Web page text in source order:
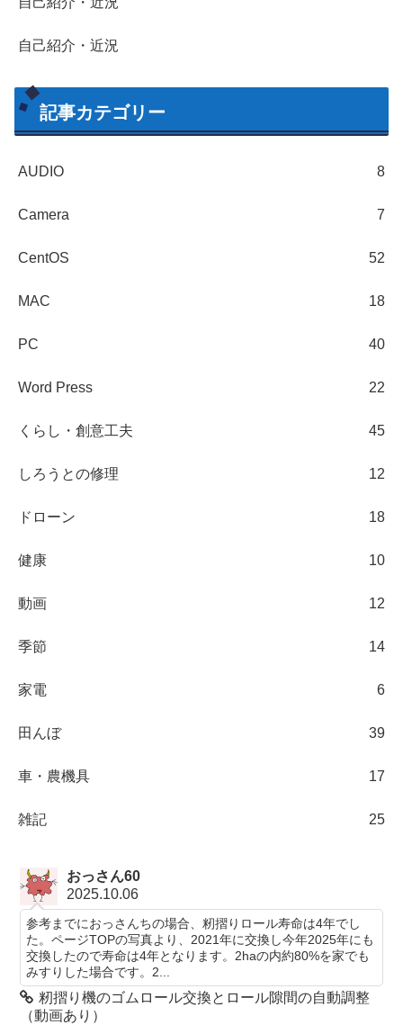
自己紹介・近況
記事カテゴリー
AUDIO 8
Camera 7
CentOS 52
MAC 18
PC 40
Word Press 22
くらし・創意工夫 45
しろうとの修理 12
ドローン 18
健康 10
動画 12
季節 14
家電 6
田んぼ 39
車・農機具 17
雑記 25
おっさん60
2025.10.06
参考までにおっさんちの場合、籾摺りロール寿命は4年でし
た。ページTOPの写真より、2021年に交換し今年2025年にも
交換したので寿命は4年となります。2haの内約80%を家でも
みすりした場合です。2...
籾摺り機のゴムロール交換とロール隙間の自動調整
（動画あり）